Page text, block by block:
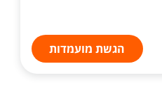
הגשת מועמדות